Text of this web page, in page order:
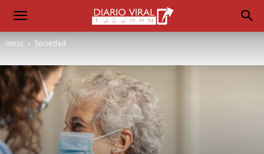
Inicio Sociedad